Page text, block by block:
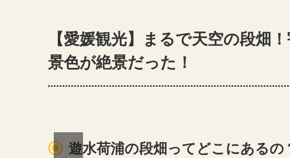
【愛媛観光】まるで天空の段畑
景色が絶景だった！
遊水荷浦の段畑ってどこにあるの